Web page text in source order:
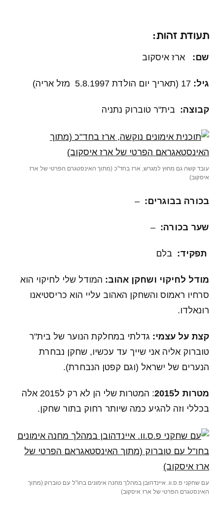
תעודת זהות:
שם: ארז איסקוב
גיל: 17 (תאריך יום הולדת 5.8.1997 מזל אריה)
קבוצה: בית"ר טוברוק נתניה
עובד קשה גם מחוץ למגרש, ארז בחד"כ (מתוך האינסטגרם הפרטי של ארז
איסקוב)
בכורה בבוגרים:
–
שער בכורה:
–
תפקיד: בלם
מודל לחיקוי ושחקן אהוב: המודל שלי לחיקוי הוא
סרחיו ראמוס והשחקן האהוב עליי הוא כריסטיאנו
רונאלדו.
קצת על עצמי: גדלתי במחלקת הנוער של בית"ר
טוברוק אליה אני שייך עד עכשיו, שחקן נבחרת
הנערים של ישראל (וגם קפטן הנבחרת).
מטרות ל2015
: המטרות שלי הן לא רק ל2015 אלה
בכללי וזה להגיע כמה שיותר רחוק בתור שחקן.
עם שחקני פ.ס.וו. איינדהובן במהלך מחנה אימונים בחו"ל עם טוברוק (מתוך
האינסטגרם הפרטי של ארז איסקוב)